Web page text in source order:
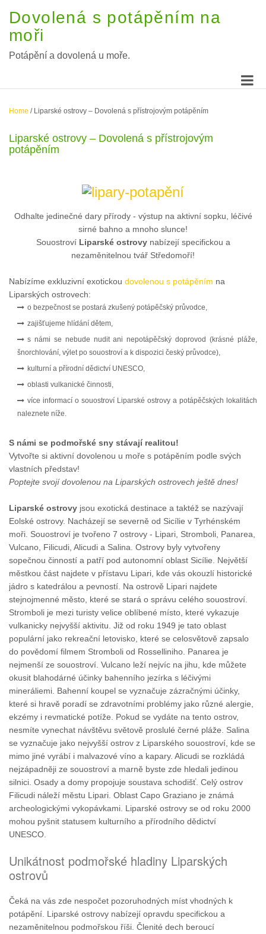
Dovolená s potápěním na
moři
Potápění a dovolená u moře.
Home / Liparské ostrovy – Dovolená s přístrojovým potápěním
Liparské ostrovy – Dovolená s přístrojovým
potápěním
Odhalte jedinečné dary přírody - výstup na aktivní sopku, léčivé
sirné bahno a mnoho slunce!
Souostroví Liparské ostrovynabízejí specifickou a
nezaměnitelnou tvář Středomoří!
Nabízíme exkluzivní exotickou dovolenou s potápěním na
Liparských ostrovech:
o bezpečnost se postará zkušený potápěčský průvodce,
zajišťujeme hlídání dětem,
s námi se nebude nudit ani nepotápěčský doprovod (krásné pláže,
šnorchlování, výlet po souostroví a k dispozici český průvodce),
kulturní a přírodní dědictví UNESCO,
oblasti vulkanické činnosti,
více informací o souostroví Liparské ostrovy a potápěčských lokalitách
naleznete níže.
S námi se podmořské sny stávají realitou!
Vytvořte si aktivní dovolenou u moře s potápěním podle svých
vlastních představ!
Poptejte svojí dovolenou na Liparských ostrovech ještě dnes!
Liparské ostrovy jsou exotická destinace a taktéž se nazývají
Eolské ostrovy. Nacházejí se severně od Sicílie v Tyrhénském
moři. Souostroví je tvořeno 7 ostrovy - Lipari, Stromboli, Panarea,
Vulcano, Filicudi, Alicudi a Salina. Ostrovy byly vytvořeny
sopečnou činností a patří pod autonomní oblast Sicílie. Největší
městkou část najdete v přístavu Lipari, kde vás okouzlí historické
jádro s katedrálou a pevností. Na ostrově Lipari najdete
stejnojmenné město, které se stará o správu celého souostroví.
Stromboli je mezi turisty velice oblíbené místo, které vykazuje
vulkanicky nejvyšší aktivitu. Již od roku 1949 je tato oblast
populární jako rekreační letovisko, které se celosvětově zapsalo
do povědomí filmem Stromboli od Rosselliniho. Panarea je
nejmenší ze souostroví. Vulcano leží nejvíc na jihu, kde můžete
okusit blahodárné účinky bahenního jezírka s léčivými
mineráliemi. Bahenní koupel se vyznačuje zázračnými účinky,
které si hravě poradí se zdravotními problémy jako různé alergie,
ekzémy i revmatické potíže. Pokud se vydáte na tento ostrov,
nesmíte vynechat návštěvu světově proslulé černé pláže. Salina
se vyznačuje jako nejvyšší ostrov z Liparského souostroví, kde se
mimo jiné vyrábí i malvazové víno a kapary. Alicudi se rozkládá
nejzápadněji ze souostroví a marně byste zde hledali jedinou
silnici. Osady a domy propojuje soustava schodišť. Celý ostrov
Filicudi náleží městu Lipari. Oblast Capo Graziano je známá
archeologickými vykopávkami. Liparské ostrovy se od roku 2000
mohou pyšnit statusem kulturního a přírodního dědictví
UNESCO.
Unikátnost podmořské hladiny Liparských
ostrovů
Čeká na vás zde nespočet pozoruhodných míst vhodných k
potápění. Liparské ostrovy nabízejí opravdu specifickou a
nezaměnitelnou podmořskou říši. Členité dech beroucí